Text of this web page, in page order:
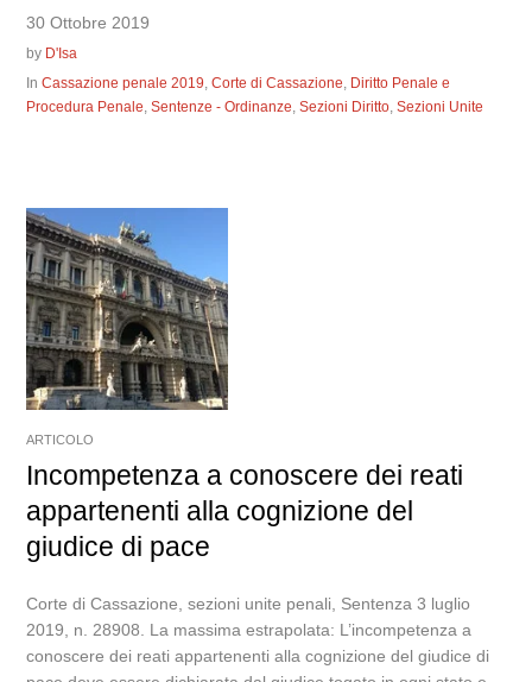
30 Ottobre 2019
by D'Isa
InCassazione penale 2019,Corte di Cassazione, Diritto Penale e
Procedura Penale,Sentenze - Ordinanze,Sezioni Diritto,Sezioni Unite
ARTICOLO
Incompetenza a conoscere dei reati
appartenenti alla cognizione del
giudice di pace
Corte di Cassazione, sezioni unite penali, Sentenza 3 luglio
2019, n. 28908. La massima estrapolata: L’incompetenza a
conoscere dei reati appartenenti alla cognizione del giudice di